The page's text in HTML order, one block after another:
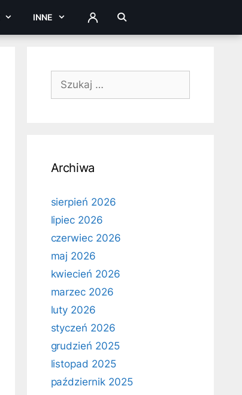
INNE ZALOGUJ
Szukaj:
Archiwa
sierpień 2026
lipiec 2026
czerwiec 2026
maj 2026
kwiecień 2026
marzec 2026
luty 2026
styczeń 2026
grudzień 2025
listopad 2025
październik 2025